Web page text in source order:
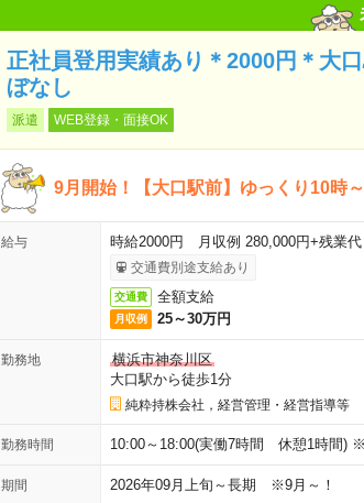
正社員登用実績あり＊2000円＊大
ぼなし
派遣 WEB登録・面接OK
9月開始！【大口駅前】ゆっくり10時
給与 時給2000円 月収例 280,000円+残業代
交通費別途支給あり
交通費 全額支給
月収例 25～30万円
勤務地
横浜市神奈川区
大口駅から徒歩1分
純粋持株会社，経営管理・経営指導等
勤務時間 10:00～18:00(実働7時間 休憩1時間)
期間 2026年09月上旬～長期 ※9月～！